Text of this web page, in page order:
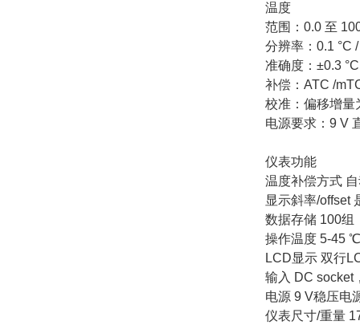
温度
范围：0.0 至
分辨率：0.1 °C
准确度：±0.3
补偿：ATC /
校准：偏移增量
电源要求：9 V
仪表功能
温度补偿方式
显示斜率/offset
数据存储 100组
操作温度 5-45 ℃
LCD显示 双行
输入 DC socket
电源 9 V稳压电
仪表尺寸/重量